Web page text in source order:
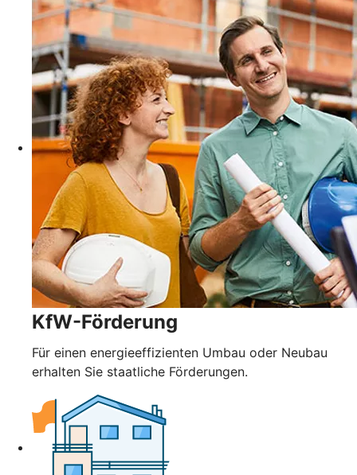
KfW-Förderung
Für einen energieeffizienten Umbau oder Neubau
erhalten Sie staatliche Förderungen.